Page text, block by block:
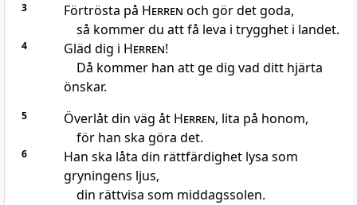
3 Förtrösta på Herren och gör det goda,
så kommer du att få leva i trygghet i landet.
4 Gläd dig i Herren!
Då kommer han att ge dig vad ditt hjärta
önskar.
5 Överlåt din väg åt Herren, lita på honom,
för han ska göra det.
6
Han ska låta din rättfärdighet lysa som
gryningens ljus,
din rättvisa som middagssolen.